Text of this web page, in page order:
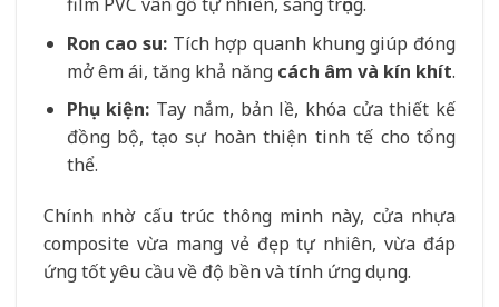
Ron cao su: Tích hợp quanh khung giúp đóng
mở êm ái, tăng khả năng cách âm và kín khít.
Phụ kiện: Tay nắm, bản lề, khóa cửa thiết kế
đồng bộ, tạo sự hoàn thiện tinh tế cho tổng
thể.
Chính nhờ cấu trúc thông minh này, cửa nhựa
composite vừa mang vẻ đẹp tự nhiên, vừa đáp
ứng tốt yêu cầu về độ bền và tính ứng dụng.